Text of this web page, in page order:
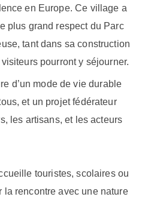
en Europe. Ce village a
plus grand respect du Parc
tant dans sa construction
pourront y séjourner.
d’un mode de vie durable
et un projet fédérateur
les artisans, et les acteurs
touristes, scolaires ou
la rencontre avec une nature